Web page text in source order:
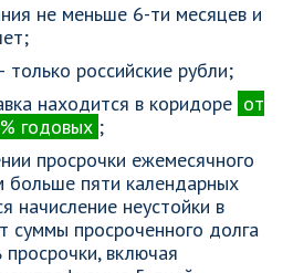
не меньше 6-ти месяцев и
российские рубли;
находится в коридоре от
годовых ;
просрочки ежемесячного
больше пяти календарных
начисление неустойки в
суммы просроченного долга
включая